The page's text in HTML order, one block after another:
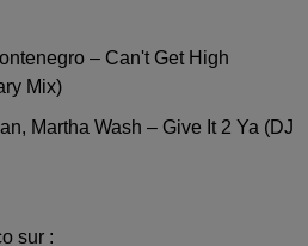
– Can't Get High
Mix)
Martha Wash – Give It 2 Ya (DJ
sur :